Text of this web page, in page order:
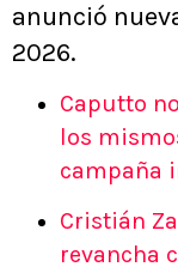
anunció
2026.
Caputto
los
campaña
Cristián
revancha